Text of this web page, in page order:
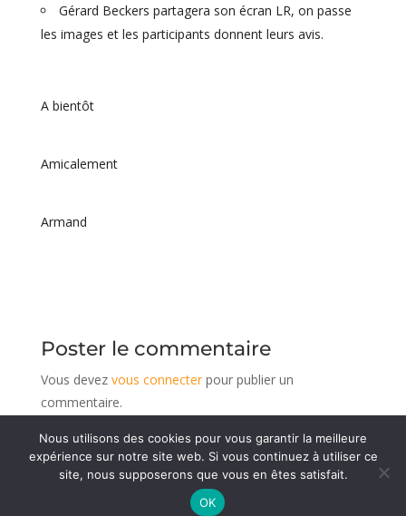
Gérard Beckers partagera son écran LR, on passe
les images et les participants donnent leurs avis.
A bientôt
Amicalement
Armand
Poster le commentaire
Vous devez vous connecterpour publier un
commentaire.
© 1936 - 2026 Association du GAPHE-Mentions
Réalisé par CeDeeV
Nous utilisons des cookies pour vous garantir la meilleure
expérience sur notre site web. Si vous continuez à utiliser ce
site, nous supposerons que vous en êtes satisfait.
OK